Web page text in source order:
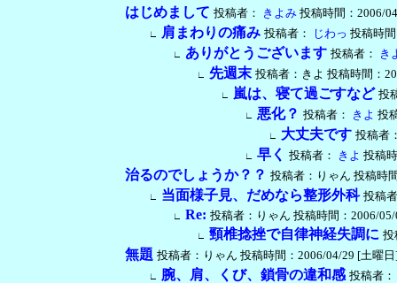
はじめまして 投稿者： きよみ 投稿時間：2006/
∟ 肩まわりの痛み 投稿者： じわっ 投稿時
∟ ありがとうございます 投稿者： き
∟ 先週末 投稿者：きよ 投稿時間：
∟ 嵐は、寝て過ごすなど 投
∟ 悪化？ 投稿者： きよ 投
∟ 大丈夫です 投稿者
∟ 早く 投稿者： きよ 投稿
治るのでしょうか？？ 投稿者：りゃん 投稿時
∟ 当面様子見、だめなら整形外科 投稿
∟ Re: 投稿者：りゃん 投稿時間：2006/
∟ 頸椎捻挫で自律神経失調に 投
無題 投稿者：りゃん 投稿時間：2006/04/29 [土曜
∟ 腕、肩、くび、鎖骨の違和感 投稿者：